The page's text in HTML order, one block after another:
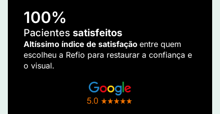
100%
Pacientes satisfeitos
Altíssimo índice de satisfação entre quem
escolheu a Refio para restaurar a confiança e
o visual.